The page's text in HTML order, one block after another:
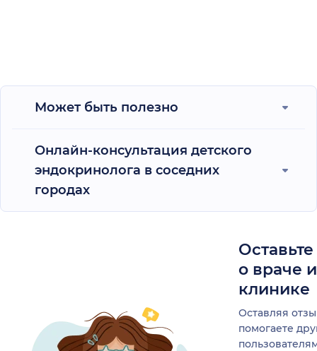
Может быть полезно
Онлайн-консультация детского
эндокринолога в соседних
городах
о враче
клинике
Оставляя
помогаете